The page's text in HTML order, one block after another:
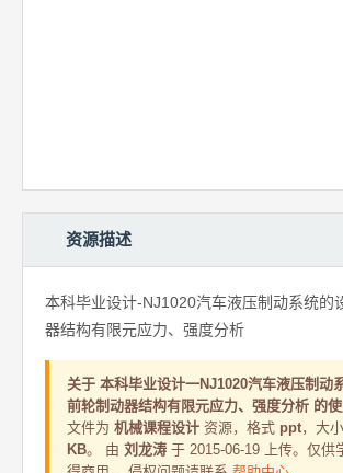
资源描述
本科毕业设计-NJ1020汽车液压制动系统的
器结构有限元应力、强度分析
关于 本科毕业设计一NJ1020汽车液压制动
前轮制动器结构有限元应力、强度分析 的使
文件为 机械课程设计 资源，格式 ppt，大小
KB。 由 刘龙涛 于 2015-06-19 上传。仅供